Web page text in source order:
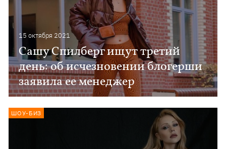
15 октября 2021
Сашу Спилберг ищут третий
день: об исчезновении блогерши
заявила ее менеджер
ШОУ-БИЗ